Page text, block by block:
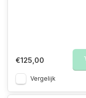
€125,00
Vergelijk